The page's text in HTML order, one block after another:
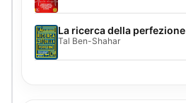
La ricerca della perfezione
Tal Ben-Shahar